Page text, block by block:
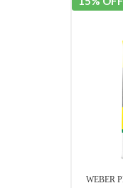
WEBER